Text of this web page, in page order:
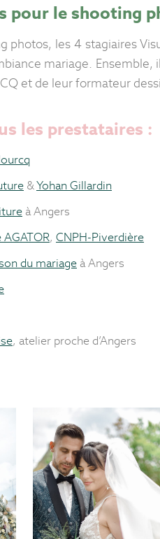
pour le shooting
photos, les 4 stagiaires
mariage.
et de leur formateur
les prestataires :
&Yohan Gillardin
à Angers
AGATOR, CNPH-Piverdière
du mariage à Angers
, atelier proche d’Angers